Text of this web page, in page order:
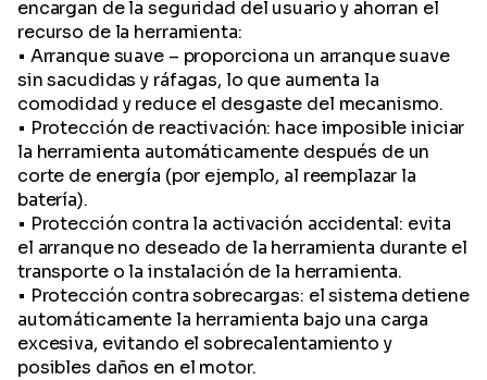
encargan de la seguridad del usuario y ahorran el
recurso de la herramienta:
• Arranque suave – proporciona un arranque suave
sin sacudidas y ráfagas, lo que aumenta la
comodidad y reduce el desgaste del mecanismo.
• Protección de reactivación: hace imposible iniciar
la herramienta automáticamente después de un
corte de energía (por ejemplo, al reemplazar la
batería).
• Protección contra la activación accidental: evita
el arranque no deseado de la herramienta durante el
transporte o la instalación de la herramienta.
• Protección contra sobrecargas: el sistema detiene
automáticamente la herramienta bajo una carga
excesiva, evitando el sobrecalentamiento y
posibles daños en el motor.